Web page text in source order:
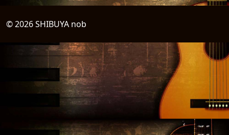
© 2026 SHIBUYA nob